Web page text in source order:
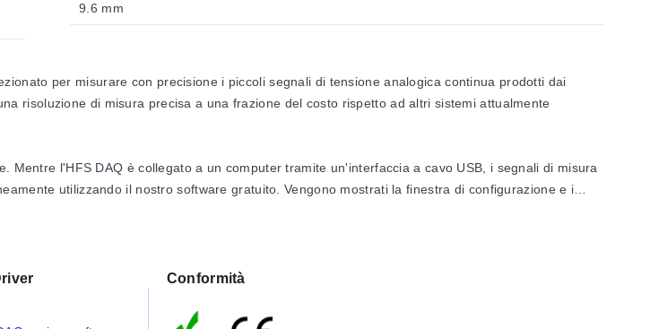
9.6 mm
per misurare con precisione i piccoli segnali di tensione analogica continua prodotti dai
risoluzione di misura precisa a una frazione del costo rispetto ad altri sistemi attualmente
l'HFS DAQ è collegato a un computer tramite un'interfaccia a cavo USB, i segnali di misura
utilizzando il nostro software gratuito. Vengono mostrati la finestra di configurazione e i
Conformità